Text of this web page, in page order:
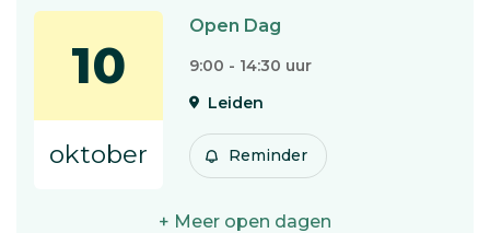
10
oktober
Open Dag
9:00 - 14:30 uur
Leiden
Reminder
+ Meer open dagen